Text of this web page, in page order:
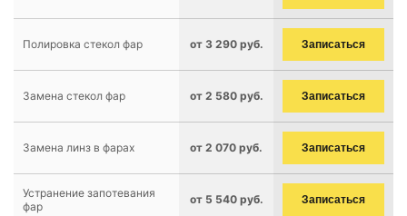
Полировка стекол фар от 3 290 руб. Записаться
Замена стекол фар от 2 580 руб. Записаться
Замена линз в фарах от 2 070 руб. Записаться
Устранение запотевания
фар
от 5 540 руб. Записаться